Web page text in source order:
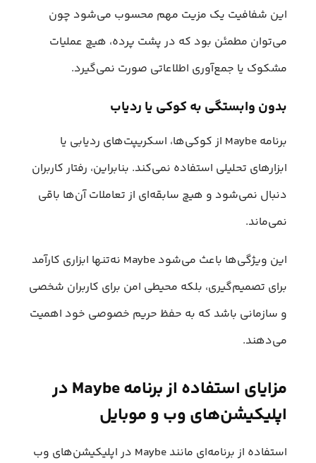
این شفافیت یک مزیت مهم محسوب می‌شود چون
می‌توان مطمئن بود که در پشت پرده، هیچ عملیات
مشکوک یا جمع‌آوری اطلاعاتی صورت نمی‌گیرد.
بدون وابستگی به کوکی یا ردیاب
برنامه Maybe از کوکی‌ها، اسکریپت‌های ردیابی یا
ابزارهای تحلیلی استفاده نمی‌کند. بنابراین، رفتار کاربران
دنبال نمی‌شود و هیچ سابقه‌ای از تعاملات آن‌ها باقی
نمی‌ماند.
این ویژگی‌ها باعث می‌شود Maybe نه‌تنها ابزاری کارآمد
برای تصمیم‌گیری، بلکه محیطی امن برای کاربران شخصی
و سازمانی باشد که به حفظ حریم خصوصی خود اهمیت
می‌دهند.
مزایای استفاده از برنامه Maybe در
اپلیکیشن‌های وب و موبایل
استفاده از برنامه‌ای مانند Maybe در اپلیکیشن‌های وب